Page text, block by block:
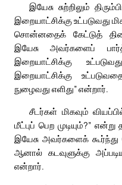
இயேசு சுற்றிலும்
இறையாட்சிக்கு உட்படுவது
சொன்னதைக் கேட்டுத்
இயேசு அவர்களைப்
இறையாட்சிக்கு
இறையாட்சிக்கு
நுழைவது எளிது” என்றார்.
சீடர்கள் மிகவும்
மீட்புப் பெற முடியும்?”
இயேசு அவர்களைக் கூர்ந்து
ஆனால் கடவுளுக்கு
என்றார்.